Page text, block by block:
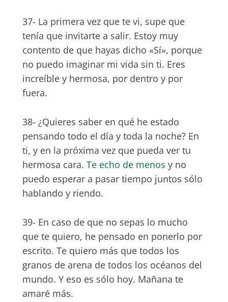
37- La primera vez que te vi, supe que
tenía que invitarte a salir. Estoy muy
contento de que hayas dicho «Sí», porque
no puedo imaginar mi vida sin ti. Eres
increíble y hermosa, por dentro y por
fuera.
38- ¿Quieres saber en qué he estado
pensando todo el día y toda la noche? En
ti, y en la próxima vez que pueda ver tu
hermosa cara. Te echo de menos y no
puedo esperar a pasar tiempo juntos sólo
hablando y riendo.
39- En caso de que no sepas lo mucho
que te quiero, he pensado en ponerlo por
escrito. Te quiero más que todos los
granos de arena de todos los océanos del
mundo. Y eso es sólo hoy. Mañana te
amaré más.